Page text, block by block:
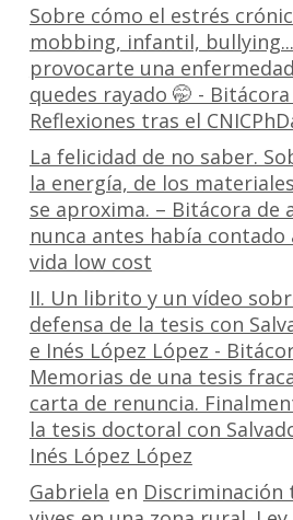
Sobre cómo el estrés
mobbing, infantil,
provocarte una
quedes rayado 🤭 -
Reflexiones tras el
La felicidad de no saber.
la energía, de los
se aproxima. – Bitácora de
nunca antes había
vida low cost
II. Un librito y un vídeo
defensa de la tesis con
e Inés López López -
Memorias de una tesis
carta de renuncia.
la tesis doctoral con
Inés López López
Gabriela en Discriminación